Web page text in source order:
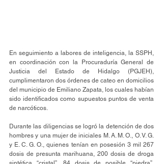
En seguimiento a labores de inteligencia, la SSPH,
en coordinación con la Procuraduría General de
Justicia del Estado de Hidalgo (PGJEH),
cumplimentaron dos órdenes de cateo en domicilios
del municipio de Emiliano Zapata, los cuales habían
sido identificados como supuestos puntos de venta
de narcóticos.
Durante las diligencias se logró la detención de dos
hombres y una mujer de iniciales M. A. M. O., O. V. G.
y E. C. G. O., quienes tenían en posesión 3 mil 267
dosis de presunta marihuana, 200 dosis de droga